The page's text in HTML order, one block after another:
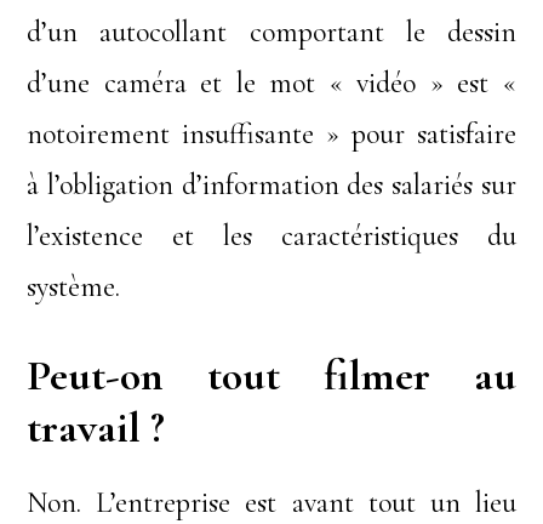
d’un autocollant comportant le dessin
d’une caméra et le mot « vidéo » est «
notoirement insuffisante » pour satisfaire
à l’obligation d’information des salariés sur
l’existence et les caractéristiques du
système.
Peut-on tout filmer au
travail ?
Non. L’entreprise est avant tout un lieu